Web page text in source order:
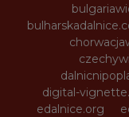
digital-
edalnice.org